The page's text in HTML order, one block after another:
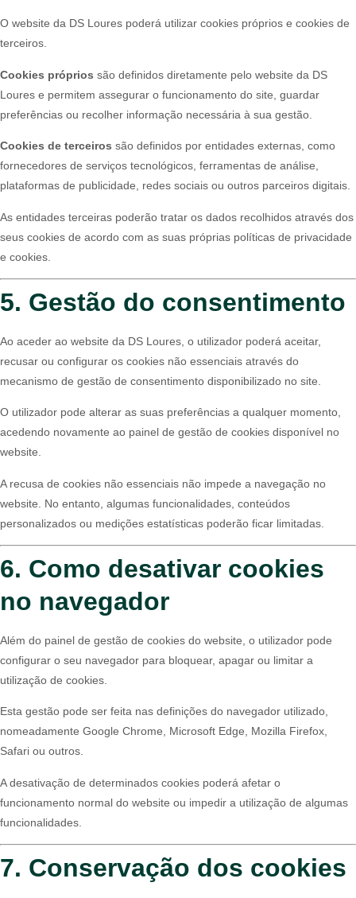
O website da DS Loures poderá utilizar cookies próprios e cookies de
terceiros.
Cookies próprios são definidos diretamente pelo website da DS
Loures e permitem assegurar o funcionamento do site, guardar
preferências ou recolher informação necessária à sua gestão.
Cookies de terceiros são definidos por entidades externas, como
fornecedores de serviços tecnológicos, ferramentas de análise,
plataformas de publicidade, redes sociais ou outros parceiros digitais.
As entidades terceiras poderão tratar os dados recolhidos através dos
seus cookies de acordo com as suas próprias políticas de privacidade
e cookies.
5. Gestão do consentimento
Ao aceder ao website da DS Loures, o utilizador poderá aceitar,
recusar ou configurar os cookies não essenciais através do
mecanismo de gestão de consentimento disponibilizado no site.
O utilizador pode alterar as suas preferências a qualquer momento,
acedendo novamente ao painel de gestão de cookies disponível no
website.
A recusa de cookies não essenciais não impede a navegação no
website. No entanto, algumas funcionalidades, conteúdos
personalizados ou medições estatísticas poderão ficar limitadas.
6. Como desativar cookies
no navegador
Além do painel de gestão de cookies do website, o utilizador pode
configurar o seu navegador para bloquear, apagar ou limitar a
utilização de cookies.
Esta gestão pode ser feita nas definições do navegador utilizado,
nomeadamente Google Chrome, Microsoft Edge, Mozilla Firefox,
Safari ou outros.
A desativação de determinados cookies poderá afetar o
funcionamento normal do website ou impedir a utilização de algumas
funcionalidades.
7. Conservação dos cookies